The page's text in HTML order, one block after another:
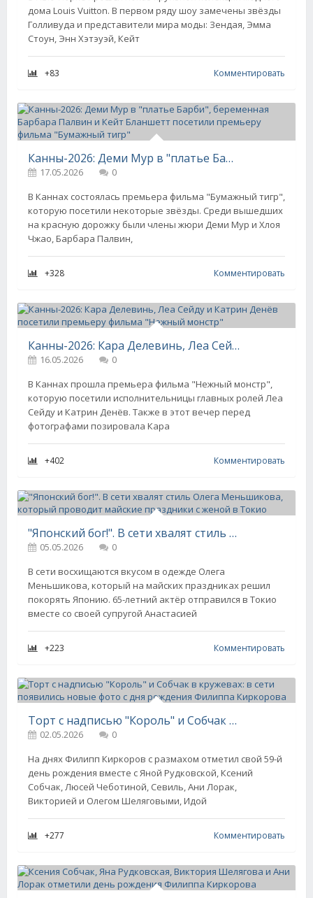
дома Louis Vuitton. В первом ряду шоу замечены звёзды
Голливуда и представители мира моды: Зендая, Эмма
Стоун, Энн Хэтэуэй, Кейт
+83 Комментировать
Канны-2026: Деми Мур в "платье Барби", беременная Барбара Палвин и Кейт Бланшетт посетили премьеру фильма "Бумажный тигр"
17.05.2026
0
В Каннах состоялась премьера фильма "Бумажный тигр",
которую посетили некоторые звёзды. Среди вышедших
на красную дорожку были члены жюри Деми Мур и Хлоя
Чжао, Барбара Палвин,
+328 Комментировать
Канны-2026: Кара Делевинь, Леа Сейду и Катрин Денёв посетили премьеру фильма "Нежный монстр"
16.05.2026
0
В Каннах прошла премьера фильма "Нежный монстр",
которую посетили исполнительницы главных ролей Леа
Сейду и Катрин Денёв. Также в этот вечер перед
фотографами позировала Кара
+402 Комментировать
"Японский бог!". В сети хвалят стиль Олега Меньшикова, который проводит майские праздники с женой в Токио
05.05.2026
0
В сети восхищаются вкусом в одежде Олега
Меньшикова, который на майских праздниках решил
покорять Японию. 65-летний актёр отправился в Токио
вместе со своей супругой Анастасией
+223 Комментировать
Торт с надписью "Король" и Собчак в кружевах: в сети появились новые фото с дня рождения Филиппа Киркорова
02.05.2026
0
На днях Филипп Киркоров с размахом отметил свой 59-й
день рождения вместе с Яной Рудковской, Ксений
Собчак, Люсей Чеботиной, Севиль, Ани Лорак,
Викторией и Олегом Шеляговыми, Идой
+277 Комментировать